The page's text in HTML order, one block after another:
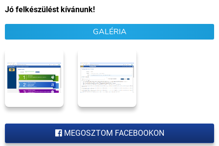
Jó felkészülést kívánunk!
GALÉRIA
MEGOSZTOM FACEBOOKON